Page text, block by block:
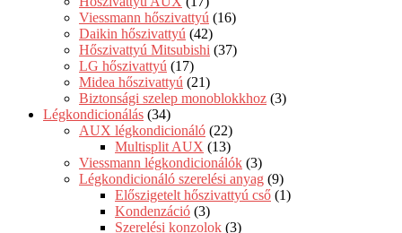
Viessmann hőszivattyú (16)
Daikin hőszivattyú (42)
Hőszivattyú Mitsubishi (37)
LG hőszivattyú (17)
Midea hőszivattyú (21)
Biztonsági szelep monoblokkhoz (3)
Légkondicionálás (34)
AUX légkondicionáló (22)
Multisplit AUX (13)
Viessmann légkondicionálók (3)
Légkondicionáló szerelési anyag (9)
Előszigetelt hőszivattyú cső (1)
Kondenzáció (3)
Szerelési konzolok (3)